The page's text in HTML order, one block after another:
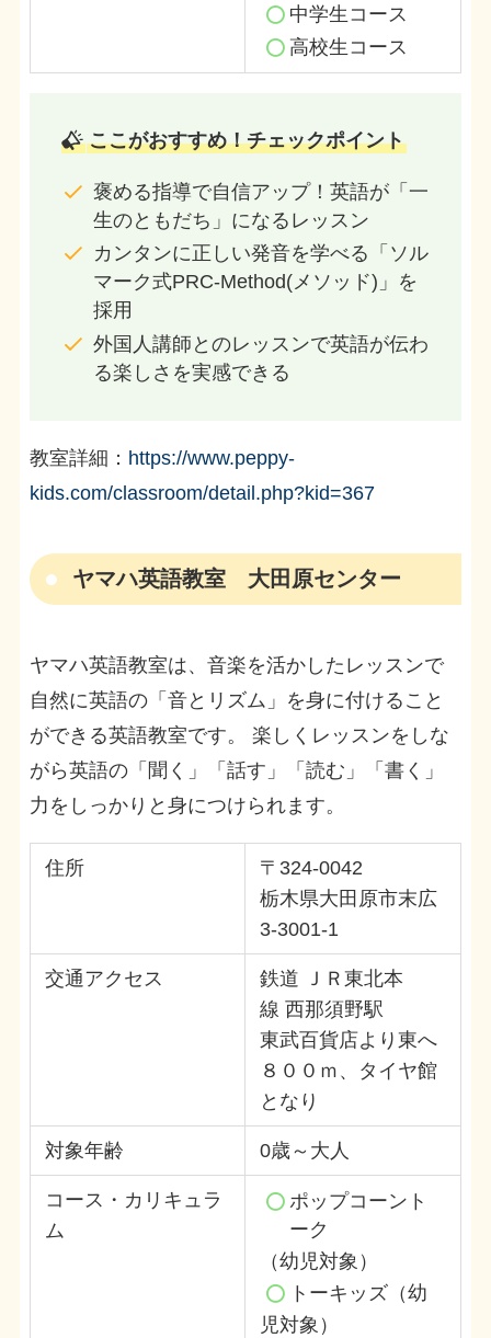
中学生 コース
高校生 コース
ここがおすすめ！チェックポイント
褒める指導で自信アップ！英語が「一
生のともだち」になるレッスン
カンタンに正しい発音を学べる「ソル
マーク式PRC-Method(メソッド)」を
採用
外国人講師とのレッスンで英語が伝わ
る楽しさを実感できる
教室詳細： https://www.peppy-
kids.com/classroom/detail.php?kid=367
ヤマハ英語教室 大田原センター
ヤマハ英語教室は、音楽を活かしたレッスンで
自然に英語の「音とリズム」を身に付けること
ができる英語教室です。 楽しくレッスンをしな
がら英語の「聞く」「話す」「読む」「書く」
力をしっかりと身につけられます。
住所
〒324-0042
栃木県大田原市末広
3-3001-1
交通アクセス
鉄道 ＪＲ東北本
線 西那須野駅
東武百貨店より東へ
８００ｍ、タイヤ館
となり
対象年齢 0歳～大人
コース・カリキュラ
ム
ポップコーント
ーク
（幼児対象）
トーキッズ （幼
児対象）